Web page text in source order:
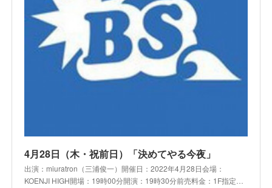
4月28日（木・祝前日）「決めてやる今夜」
出演：miuratron（三浦俊一）開催日：2022年4月28日会場：
KOENJI HIGH開場：19時00分開演：19時30分前売料金：1F指定…